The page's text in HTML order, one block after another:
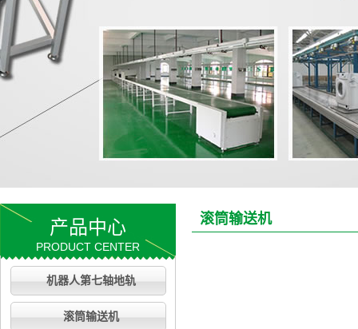
产品中心
PRODUCT CENTER
机器人第七轴地轨
滚筒输送机
滚筒输送机